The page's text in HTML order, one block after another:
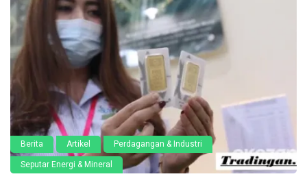
Berita Artikel Perdagangan & Industri
Seputar Energi & Mineral